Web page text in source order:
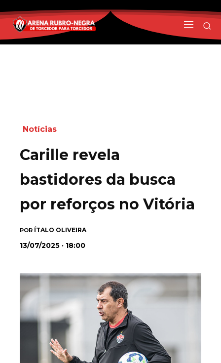
Notícias
Carille revela
bastidores da busca
por reforços no Vitória
POR ÍTALO OLIVEIRA
13/07/2025 · 18:00